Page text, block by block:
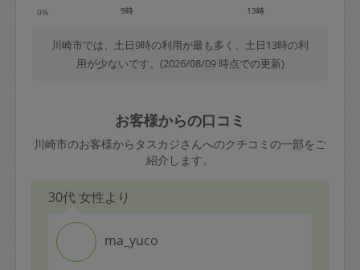
0% 9時 13時
川崎市では、土日9時の利用が最も多く、土日13時の利
用が少ないです。(2026/08/09 時点での更新)
お客様からの口コミ
川崎市のお客様からタスカジさんへのクチコミの一部をご
紹介します。
30代 女性より
ma_yuco